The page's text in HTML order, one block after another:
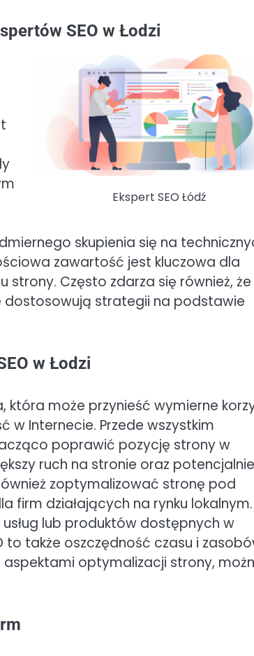
SEO w Łodzi
Ekspert SEO Łódź
skupienia się na
zawartość jest kluczowa dla
Często zdarza się również, że
dostosowują strategii na podstawie
w Łodzi
która może przynieść wymierne
w Internecie. Przede wszystkim
poprawić pozycję strony w
ruch na stronie oraz potencjalnie
zoptymalizować stronę pod
firm działających na rynku lokalnym.
lub produktów dostępnych w
to także oszczędność czasu i
optymalizacji strony,